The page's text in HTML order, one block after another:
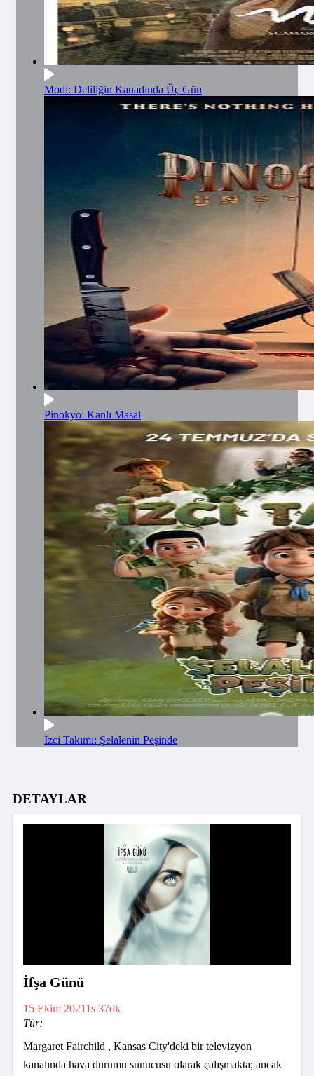
Modi: Deliliğin Kanadında Üç Gün
Pinokyo: Kanlı Masal
İzci Takımı: Şelalenin Peşinde
DETAYLAR
İfşa Günü
15 Ekim 20211s 37dk
Tür:
Margaret Fairchild , Kansas City'deki bir televizyon
kanalında hava durumu sunucusu olarak çalışmakta; ancak